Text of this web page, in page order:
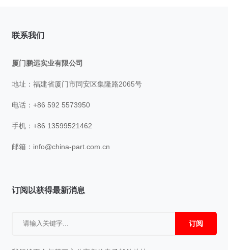
联系我们
厦门鹏远实业有限公司
地址：福建省厦门市同安区集隆路2065号
电话：+86 592 5573950
手机：+86 13599521462
邮箱： info@china-part.com.cn
订阅以获得最新消息
订阅